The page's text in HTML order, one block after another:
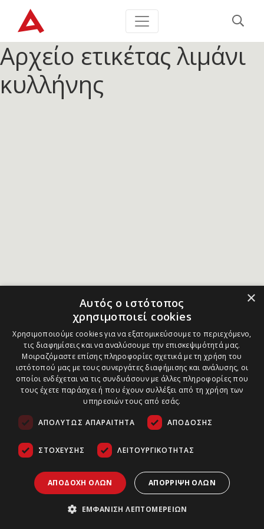
Αρχείο ετικέτας λιμάνι
κυλλήνης
×
Αυτός ο ιστότοπος
χρησιμοποιεί cookies
Χρησιμοποιούμε cookies για να εξατομικεύσουμε το περιεχόμενο,
τις διαφημίσεις και να αναλύσουμε την επισκεψιμότητά μας.
Μοιραζόμαστε επίσης πληροφορίες σχετικά με τη χρήση του
ιστότοπού μας με τους συνεργάτες διαφήμισης και ανάλυσης, οι
οποίοι ενδέχεται να τις συνδυάσουν με άλλες πληροφορίες που
τους έχετε παράσχει ή που έχουν συλλέξει από τη χρήση των
υπηρεσιών τους από εσάς.
ΑΠΟΛΎΤΩΣ ΑΠΑΡΑΊΤΗΤΑ ΑΠΌΔΟΣΗΣ
ΣΤΌΧΕΥΣΗΣ ΛΕΙΤΟΥΡΓΙΚΌΤΗΤΑΣ
ΑΠΟΔΟΧΉ ΌΛΩΝ ΑΠΌΡΡΙΨΗ ΌΛΩΝ
ΕΜΦΆΝΙΣΗ ΛΕΠΤΟΜΕΡΕΙΏΝ